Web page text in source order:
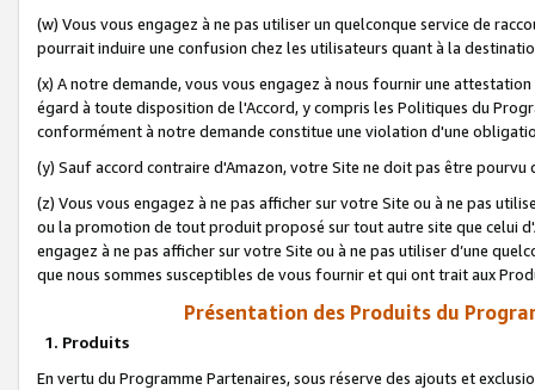
(w) Vous vous engagez à ne pas utiliser un quelconque service de
pourrait induire une confusion chez les utilisateurs quant à la
(x) A notre demande, vous vous engagez à nous fournir une
égard à toute disposition de l'Accord, y compris les Politiques du
conformément à notre demande constitue une violation d'une
(y) Sauf accord contraire d'Amazon, votre Site ne doit pas être
(z) Vous vous engagez à ne pas afficher sur votre Site ou à ne pas
ou la promotion de tout produit proposé sur tout autre site que celui
engagez à ne pas afficher sur votre Site ou à ne pas utiliser d’une
que nous sommes susceptibles de vous fournir et qui ont trait aux
Présentation des Produits du
1. Produits
En vertu du Programme Partenaires, sous réserve des ajouts et